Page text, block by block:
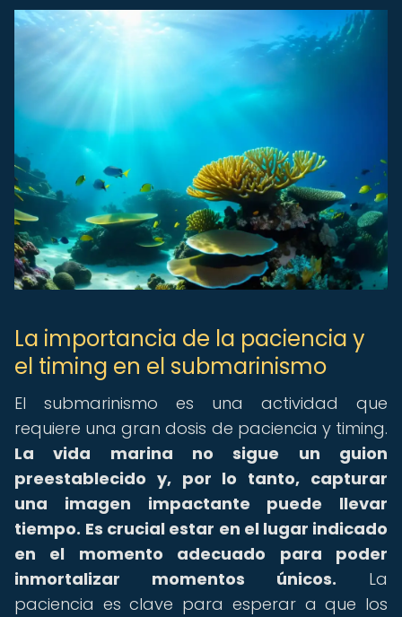
La importancia de la paciencia y
el timing en el submarinismo
El submarinismo es una actividad que
requiere una gran dosis de paciencia y timing.
La vida marina no sigue un guion
preestablecido y, por lo tanto, capturar
una imagen impactante puede llevar
tiempo. Es crucial estar en el lugar indicado
en el momento adecuado para poder
inmortalizar momentos únicos. La
paciencia es clave para esperar a que los